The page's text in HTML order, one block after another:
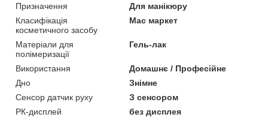
Призначення
Для манікюру
Класифікація
косметичного засобу
Мас маркет
Матеріали для
полімеризації
Гель-лак
Використання
Домашнє / Професійне
Дно
Знімне
Сенсор датчик руху
З сенсором
РК-дисплей
без дисплея